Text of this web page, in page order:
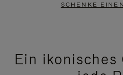
SCHENKE
Ein ikonisches